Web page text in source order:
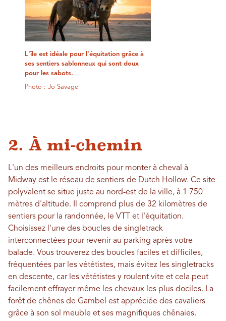
L'île est idéale pour l'équitation grâce à
ses sentiers sablonneux qui sont doux
pour les sabots.
Photo : Jo Savage
2. À mi-chemin
L'un des meilleurs endroits pour monter à cheval à
Midway est le réseau de sentiers de Dutch Hollow. Ce site
polyvalent se situe juste au nord-est de la ville, à 1 750
mètres d'altitude. Il comprend plus de 32 kilomètres de
sentiers pour la randonnée, le VTT et l'équitation.
Choisissez l'une des boucles de singletrack
interconnectées pour revenir au parking après votre
balade. Vous trouverez des boucles faciles et difficiles,
fréquentées par les vététistes, mais évitez les singletracks
en descente, car les vététistes y roulent vite et cela peut
facilement effrayer même les chevaux les plus dociles. La
forêt de chênes de Gambel est appréciée des cavaliers
grâce à son sol meuble et ses magnifiques chênaies.